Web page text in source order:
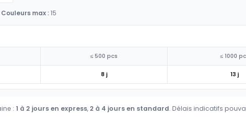
Couleurs max :15
≤ 500 pcs ≤ 1000
8 j 13 j
: 1 à 2 jours en express, 2 à 4 jours en standard. Délais indicatifs